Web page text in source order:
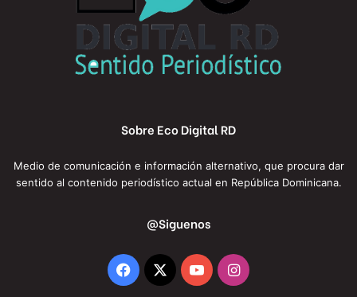
Sobre Eco Digital RD
Medio de comunicación e información alternativo, que procura dar
sentido al contenido periodístico actual en República Dominicana.
@Siguenos
Facebook
X YouTubeInstagram